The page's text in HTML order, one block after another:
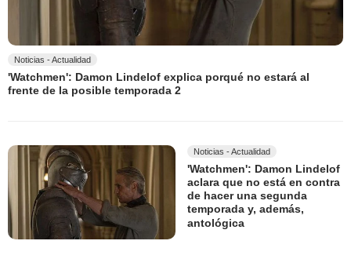
Noticias - Actualidad
'Watchmen': Damon Lindelof explica porqué no estará al
frente de la posible temporada 2
Noticias - Actualidad
'Watchmen': Damon Lindelof
aclara que no está en contra
de hacer una segunda
temporada y, además,
antológica